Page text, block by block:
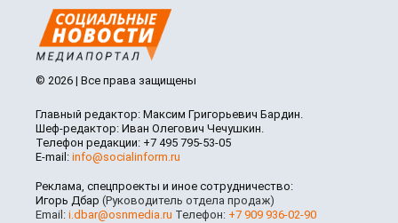
© 2026 | Все права защищены
Главный редактор: Максим Григорьевич Бардин.
Шеф-редактор: Иван Олегович Чечушкин.
Телефон редакции: +7 495 795-53-05
E-mail: info@socialinform.ru
Реклама, спецпроекты и иное сотрудничество:
Игорь Дбар (Руководитель отдела продаж)
Email: i.dbar@osnmedia.ru Телефон: +7 909 936-02-90